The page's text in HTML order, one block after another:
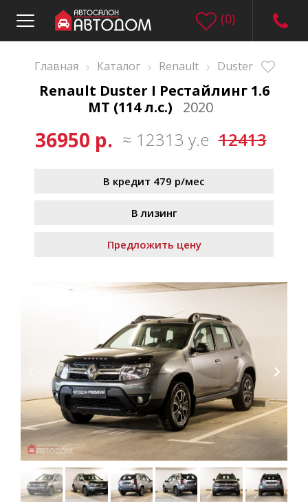
(0)
Главная › Каталог › Renault › Duster
Renault Duster I Рестайлинг 1.6
MT (114 л.с.)
2020
36950 р. ≈ 12313 у.е 12413
В кредит 479 р/мес
В лизинг
Предложить цену